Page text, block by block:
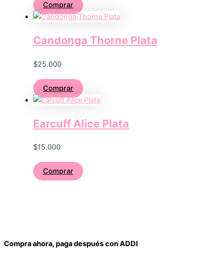
Comprar
Candonga Thorne Plata
$25.000
Comprar
Earcuff Alice Plata
$15.000
Comprar
Compra ahora, paga después con ADDI